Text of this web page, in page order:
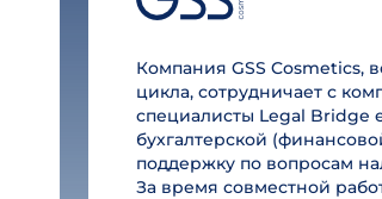
Компания GSS Cosmetics,
цикла, сотрудничает с
специалисты Legal Bridge
бухгалтерской
поддержку по вопросам
За время совместной